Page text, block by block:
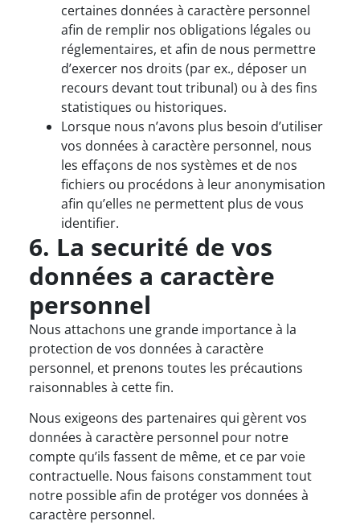
certaines données à caractère personnel
afin de remplir nos obligations légales ou
réglementaires, et afin de nous permettre
d’exercer nos droits (par ex., déposer un
recours devant tout tribunal) ou à des fins
statistiques ou historiques.
Lorsque nous n’avons plus besoin d’utiliser
vos données à caractère personnel, nous
les effaçons de nos systèmes et de nos
fichiers ou procédons à leur anonymisation
afin qu’elles ne permettent plus de vous
identifier.
6. La securité de vos
données a caractère
personnel
Nous attachons une grande importance à la
protection de vos données à caractère
personnel, et prenons toutes les précautions
raisonnables à cette fin.
Nous exigeons des partenaires qui gèrent vos
données à caractère personnel pour notre
compte qu’ils fassent de même, et ce par voie
contractuelle. Nous faisons constamment tout
notre possible afin de protéger vos données à
caractère personnel.